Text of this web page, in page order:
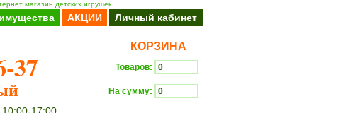
магазин детских игрушек.
АКЦИИ Личный кабинет
37
КОРЗИНА
Товаров:
На сумму: